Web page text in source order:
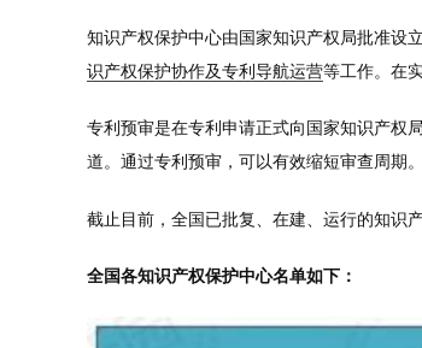
知识产权保护中心由国家知识产权局批准设
识产权保护协作及专利导航运营等工作。在
专利预审是在专利申请正式向国家知识产权
道。通过专利预审，可以有效缩短审查周期。
截止目前，全国已批复、在建、运行的知识
全国各知识产权保护中心名单如下：